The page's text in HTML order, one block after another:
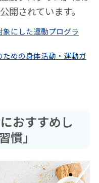
開されています。
にした運動プログラ
めの身体活動・運動ガ
おすすめし
慣」